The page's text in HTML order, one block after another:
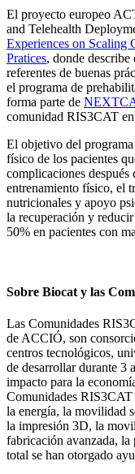
El proyecto europeo
and Telehealth
Experiences on Scaling
Pratices, donde
referentes de buenas
el programa de
forma parte de
comunidad RIS3CAT
El objetivo del programa
físico de los pacientes
complicaciones
entrenamiento físico, el
nutricionales y apoyo
la recuperación y
50% en pacientes con
Sobre Biocat y las
Las Comunidades
de ACCIÓ, son
centros tecnológicos,
de desarrollar durante 3
impacto para la
Comunidades RIS3CAT
la energía, la movilidad
la impresión 3D, la
fabricación avanzada,
total se han otorgado